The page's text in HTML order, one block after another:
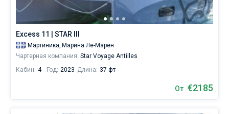
Excess 11 | STAR III
Мартиника, Марина Ле-Марен
Чартерная компания: Star Voyage Antilles
Кабин: 4 Год: 2023 Длина: 37 фт
От €2185